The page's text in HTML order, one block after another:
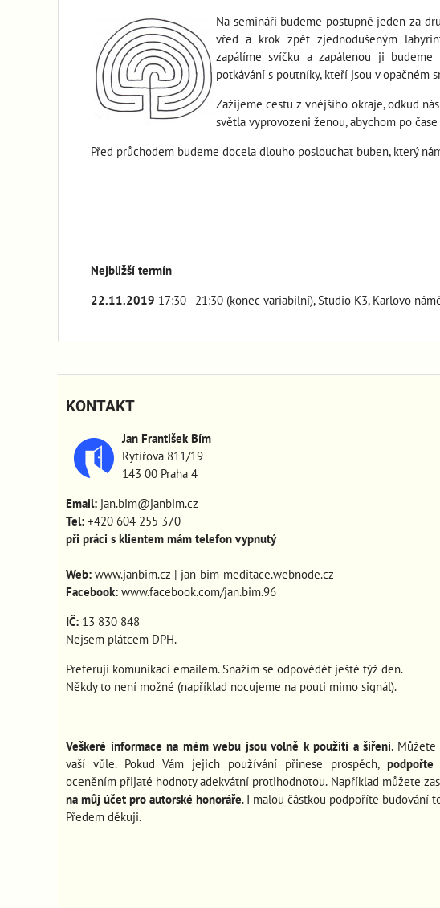
Na semináři budeme postupně jeden za
vřed a krok zpět zjednodušeným
zapálíme svíčku a zapálenou ji
potkávání s poutníky, kteří jsou v opačném
Zažijeme cestu z vnějšího okraje, odkud
světla vyprovozeni ženou, abychom po
Před průchodem budeme docela dlouho poslouchat buben, který
Nejbližší termín
22.11.2019 17:30 - 21:30 (konec variabilní), Studio K3, Karlovo
KONTAKT
Jan František Bím
Rytířova 811/19
143 00 Praha 4
Email: jan.bim@janbim.cz
Tel: +420 604 255 370
při práci s klientem mám telefon vypnutý
Web: www.janbim.cz | jan-bim-meditace.webnode.cz
Facebook: www.facebook.com/jan.bim.96
IČ: 13 830 848
Nejsem plátcem DPH.
Preferuji komunikaci emailem. Snažím se odpovědět ještě týž den.
Někdy to není možné (například nocujeme na pouti mimo signál).
Veškeré informace na mém webu jsou volně k použití a šíření.
vaší vůle. Pokud Vám jejich používání přinese prospěch,podpořte
oceněním přijaté hodnoty adekvátní protihodnotou. Například můžete
na můj účet pro autorské honoráře. I malou částkou podpoříte budování
Předem děkuji.